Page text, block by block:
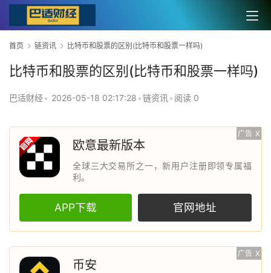
首页 链资讯 比特币和股票的区别(比特币和股票一样吗)
比特币和股票的区别(比特币和股票一样吗)
巴适财经• 2026-05-18 02:17:28 •链资讯 • 阅读 0
广告 X
欧意最新版本
全球三大交易所之一，新用户注册即领专属福
利。
APP下载 官网地址
广告 X
币安